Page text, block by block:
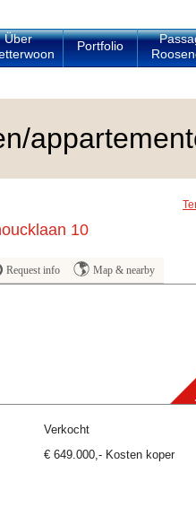
Über
Portfolio
10
Request info Map & nearby
verkocht
€649.000,- Kosten koper